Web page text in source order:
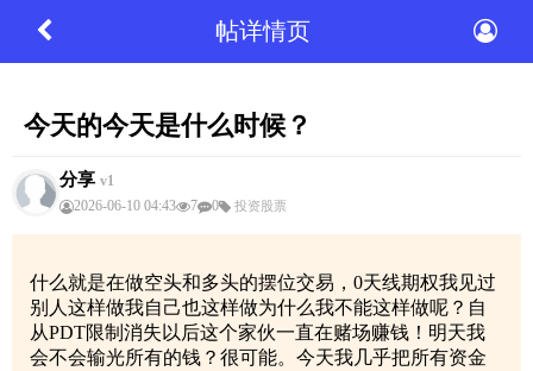
帖详情页
今天的今天是什么时候？
分享 v1
2026-06-10 04:43
7 0 投资股票
什么就是在做空头和多头的摆位交易，0天线期权我见过
别人这样做我自己也这样做为什么我不能这样做呢？自
从PDT限制消失以后这个家伙一直在赌场赚钱！明天我
会不会输光所有的钱？很可能。今天我几乎把所有资金